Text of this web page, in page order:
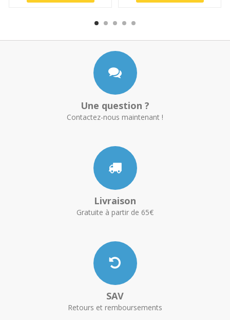
Une question ?
Contactez-nous maintenant !
Livraison
Gratuite à partir de 65€
SAV
Retours et remboursements